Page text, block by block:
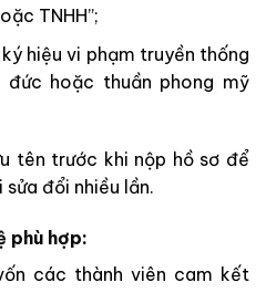
TNHH”;
hiệu vi phạm truyền thống
đức hoặc thuần phong mỹ
tên trước khi nộp hồ sơ để
đổi nhiều lần.
phù hợp:
các thành viên cam kết